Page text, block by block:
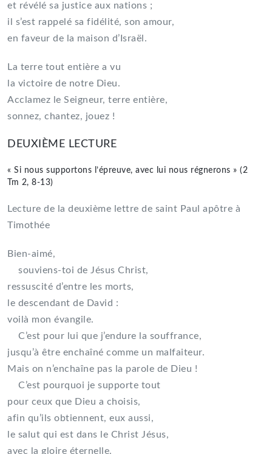
et révélé sa justice aux nations ;
il s’est rappelé sa fidélité, son amour,
en faveur de la maison d’Israël.
La terre tout entière a vu
la victoire de notre Dieu.
Acclamez le Seigneur, terre entière,
sonnez, chantez, jouez !
DEUXIÈME LECTURE
« Si nous supportons l’épreuve, avec lui nous régnerons » (2
Tm 2, 8-13)
Lecture de la deuxième lettre de saint Paul apôtre à
Timothée
Bien-aimé,
souviens-toi de Jésus Christ,
ressuscité d’entre les morts,
le descendant de David :
voilà mon évangile.
C’est pour lui que j’endure la souffrance,
jusqu’à être enchaîné comme un malfaiteur.
Mais on n’enchaîne pas la parole de Dieu !
C’est pourquoi je supporte tout
pour ceux que Dieu a choisis,
afin qu’ils obtiennent, eux aussi,
le salut qui est dans le Christ Jésus,
avec la gloire éternelle.